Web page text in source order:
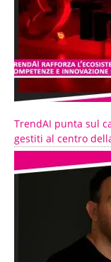
TrendAI punta sul
gestiti al centro